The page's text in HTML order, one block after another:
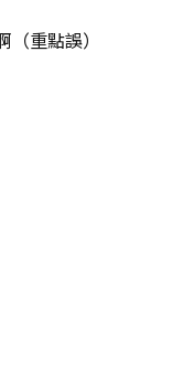
重點誤）